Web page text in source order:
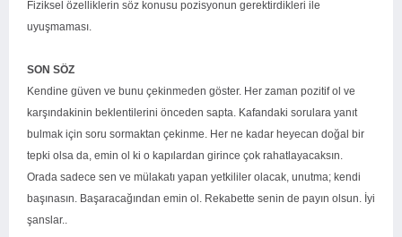
Fiziksel özelliklerin söz konusu pozisyonun gerektirdikleri ile
uyuşmaması.
SON SÖZ
Kendine güven ve bunu çekinmeden göster. Her zaman pozitif ol ve
karşındakinin beklentilerini önceden sapta. Kafandaki sorulara yanıt
bulmak için soru sormaktan çekinme. Her ne kadar heyecan doğal bir
tepki olsa da, emin ol ki o kapılardan girince çok rahatlayacaksın.
Orada sadece sen ve mülakatı yapan yetkililer olacak, unutma; kendi
başınasın. Başaracağından emin ol. Rekabette senin de payın olsun. İyi
şanslar..